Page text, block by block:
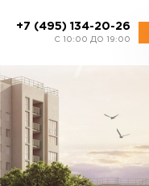
+7 (495) 134-20-26
C 10:00 ДО 19:00